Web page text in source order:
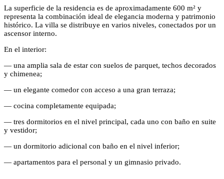
La superficie de la residencia es de aproximadamente 600 m² y
representa la combinación ideal de elegancia moderna y patrimonio
histórico. La villa se distribuye en varios niveles, conectados por un
ascensor interno.
En el interior:
— una amplia sala de estar con suelos de parquet, techos decorados
y chimenea;
— un elegante comedor con acceso a una gran terraza;
— cocina completamente equipada;
— tres dormitorios en el nivel principal, cada uno con baño en suite
y vestidor;
— un dormitorio adicional con baño en el nivel inferior;
— apartamentos para el personal y un gimnasio privado.